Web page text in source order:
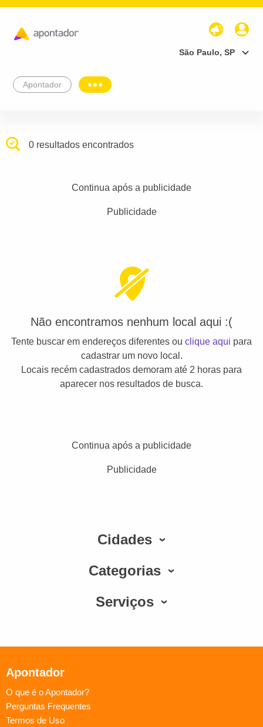
São Paulo, SP
Apontador
0 resultados encontrados
Continua após a publicidade
Publicidade
Não encontramos nenhum local aqui :(
Tente buscar em endereços diferentes ou clique aqui para
cadastrar um novo local.
Locais recém cadastrados demoram até 2 horas para
aparecer nos resultados de busca.
Continua após a publicidade
Publicidade
Cidades
Categorias
Serviços
Apontador
O que é o Apontador?
Perguntas Frequentes
Termos de Uso